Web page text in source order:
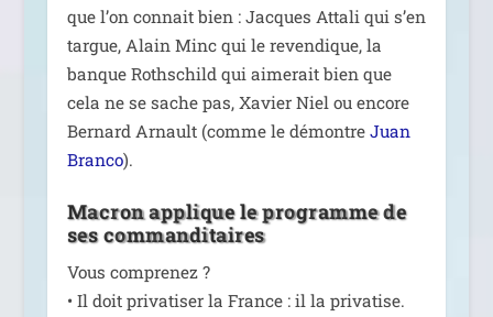
que l’on connait bien : Jacques Attali qui s’en
targue, Alain Minc qui le reven­dique, la
banque Rothschild qui aime­rait bien que
cela ne se sache pas, Xavier Niel ou encore
Bernard Arnault (comme le démontre Juan
Branco).
Macron applique le programme de
ses commanditaires
Vous com­pre­nez ?
• Il doit pri­va­ti­ser la France : il la pri­va­tise.